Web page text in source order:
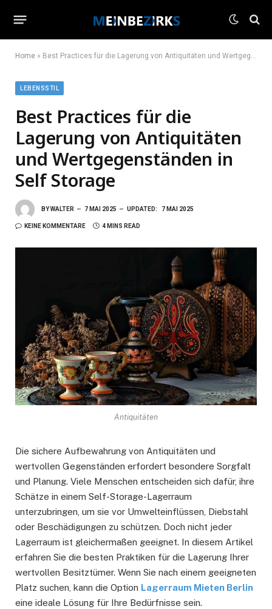
Home » Best Practices für die Lagerung von Antiquitäten und Wertgegenständen in Self Storage
LEBENSSTIL
Best Practices für die
Lagerung von Antiquitäten
und Wertgegenständen in
Self Storage
BYWALTER 7 MAI 2025 UPDATED: 7 MAI 2025
KEINE KOMMENTARE 4 MINS READ
Antiquitäten
Die sichere Aufbewahrung von Antiquitäten und
wertvollen Gegenständen erfordert besondere Sorgfalt
und Planung. Viele Menschen entscheiden sich dafür, ihre
Schätze in einem Self-Storage-Lagerraum
unterzubringen, um sie vor Umwelteinflüssen, Diebstahl
oder Beschädigungen zu schützen. Doch nicht jeder
Lagerraum ist gleichermaßen geeignet. In diesem Artikel
erfahren Sie die besten Praktiken für die Lagerung Ihrer
wertvollen Besitztümer. Wenn Sie nach einem geeigneten
Platz suchen, kann die Option Lagerraum Mieten Berlin
eine ideale Lösung für Ihre Bedürfnisse sein.